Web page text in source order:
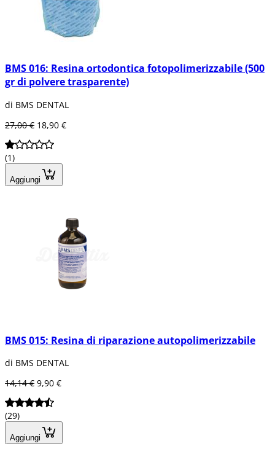
BMS 016: Resina ortodontica fotopolimerizzabile (500
gr di polvere trasparente)
di BMS DENTAL
27,00 € 18,90 €
(1)
Aggiungi
BMS 015: Resina di riparazione autopolimerizzabile
di BMS DENTAL
14,14 € 9,90 €
(29)
Aggiungi